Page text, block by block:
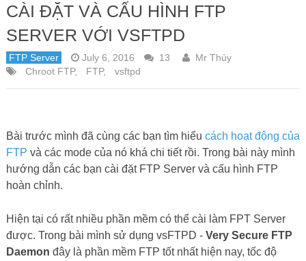
CÀI ĐẶT VÀ CẤU HÌNH FTP
SERVER VỚI VSFTPD
FTP Server July 6, 2016 13
Mr Thủy
Chroot FTP, FTP, vsftpd
Bài trước mình đã cùng các bạn tìm hiểu cách hoạt động của
FTP và các mode của nó khá chi tiết rồi. Trong bài này mình
hướng dẫn các bạn cài đặt FTP Server và cấu hình FTP
hoàn chỉnh.
Hiện tại có rất nhiều phần mềm có thể cài làm FPT Server
được. Trong bài mình sử dụng vsFTPD - Very Secure FTP
Daemon đây là phần mềm FTP tốt nhất hiện nay, tốc độ